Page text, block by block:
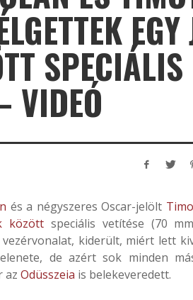
EGY
SPECIÁLIS
VIDEÓ
és a négyszeres Oscar-jelölt
között speciális vetítése (70
kiderült, miért lett
de azért sok minden
az Odüsszeia is belekeveredett.